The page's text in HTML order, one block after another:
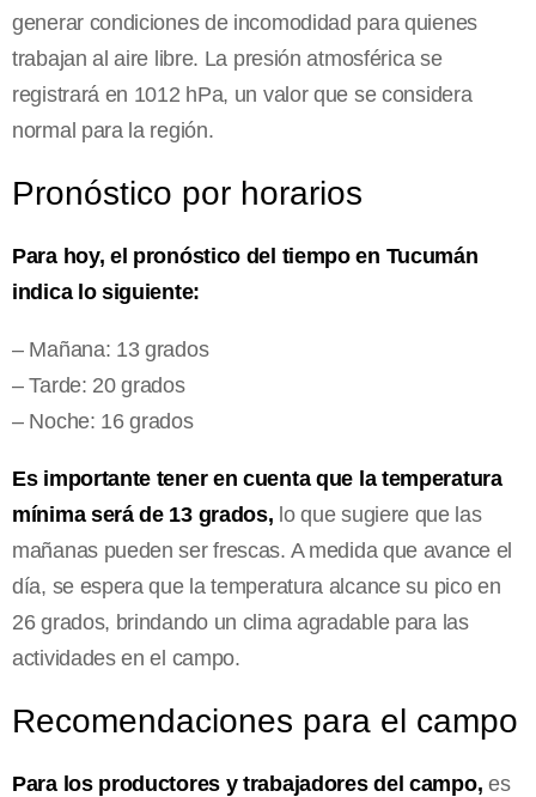
generar condiciones de incomodidad para quienes
trabajan al aire libre. La presión atmosférica se
registrará en 1012 hPa, un valor que se considera
normal para la región.
Pronóstico por horarios
Para hoy, el pronóstico del tiempo en Tucumán
indica lo siguiente:
– Mañana: 13 grados
– Tarde: 20 grados
– Noche: 16 grados
Es importante tener en cuenta que la temperatura
mínima será de 13 grados, lo que sugiere que las
mañanas pueden ser frescas. A medida que avance el
día, se espera que la temperatura alcance su pico en
26 grados, brindando un clima agradable para las
actividades en el campo.
Recomendaciones para el campo
Para los productores y trabajadores del campo, es